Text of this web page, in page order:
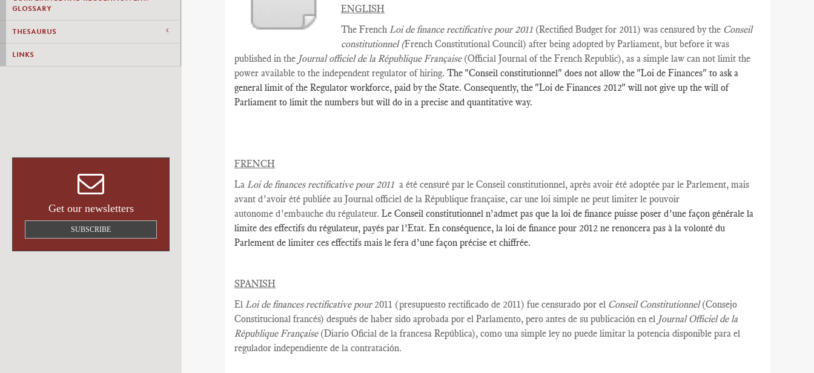
GLOSSARY
THESAURUS
LINKS
Get our newsletters
SUBSCRIBE
ENGLISH
The French Loi de finance rectificative pour 2011 (Rectified Budget for 2011) was censured by the Conseil
constitutionnel (French Constitutional Council) after being adopted by Parliament, but before it was
published in the Journal officiel de la République Française(Official Journal of the French Republic), as a simple law can not limit the
power available to the independent regulator of hiring. The "Conseil constitutionnel" does not allow the "Loi de Finances" to ask a
general limit of the Regulator workforce, paid by the State. Consequently, the "Loi de Finances 2012" will not give up the will of
Parliament to limit the numbers but will do in a precise and quantitative way.
FRENCH
La Loi de finances rectificative pour2011 a été censuré par le Conseil constitutionnel, après avoir été adoptée par le Parlement, mais
avant d’avoir été publiée au Journal officiel de la République française, car une loi simple ne peut limiter le pouvoir
autonome d’embauche du régulateur. Le Conseil constitutionnel n’admet pas que la loi de finance puisse poser d’une façon générale la
limite des effectifs du régulateur, payés par l’Etat. En conséquence, la loi de finance pour 2012 ne renoncera pas à la volonté du
Parlement de limiter ces effectifs mais le fera d’une façon précise et chiffrée.
SPANISH
El Loi de finances rectificative pour2011 (presupuesto rectificado de 2011) fue censurado por el Conseil Constitutionnel(Consejo
Constitucional francés) después de haber sido aprobada por el Parlamento, pero antes de su publicación en el Journal Officiel de la
République Française(Diario Oficial de la francesa República), como una simple ley no puede limitar la potencia disponible para el
regulador independiente de la contratación.